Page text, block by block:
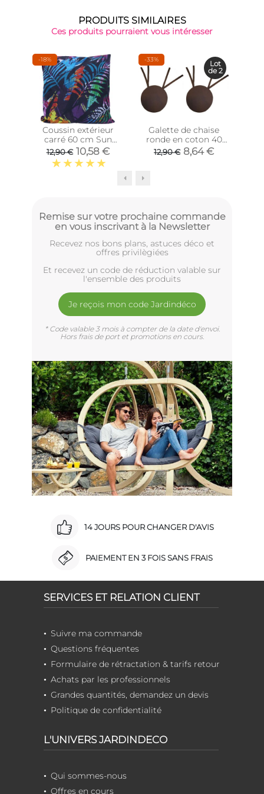
PRODUITS SIMILAIRES
Ces produits pourraient vous intéresser
-18%
Coussin extérieur
carré 60 cm Sun
(Imprimé Sunset)
12,90 € 10,58 €
-33%
Galette de chaise
ronde en coton 40
cm (Lot de 2)
(Chocolat)
12,90 € 8,64 €
Lot
de 2
Remise sur votre prochaine commande
en vous inscrivant à la Newsletter
Recevez nos bons plans, astuces déco et
offres privilègiées
Et recevez un code de réduction valable sur
l'ensemble des produits
Je reçois mon code Jardindéco
* Code valable 3 mois à compter de la date d'envoi.
Hors frais de port et promotions en cours.
14 JOURS POUR CHANGER D'AVIS
PAIEMENT EN 3 FOIS SANS FRAIS
SERVICES ET RELATION CLIENT
Suivre ma commande
Questions fréquentes
Formulaire de rétractation & tarifs retour
Achats par les professionnels
Grandes quantités, demandez un devis
Politique de confidentialité
L'UNIVERS JARDINDECO
Qui sommes-nous
Offres en cours